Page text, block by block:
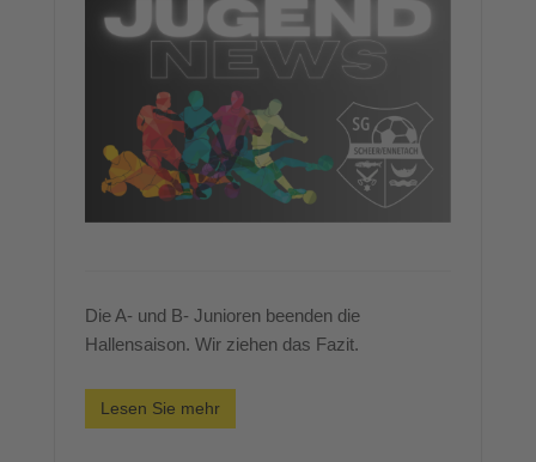
Die A- und B- Junioren beenden die
Hallensaison. Wir ziehen das Fazit.
Lesen Sie mehr